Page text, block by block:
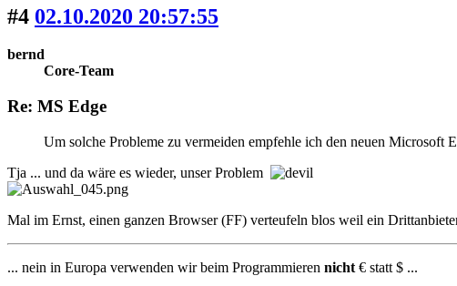
#4 02.10.2020 20:57:55
bernd
Core-Team
Re: MS Edge
Um solche Probleme zu vermeiden empfehle ich den neuen Microsoft
Tja ... und da wäre es wieder, unser Problem
Mal im Ernst, einen ganzen Browser (FF) verteufeln blos weil ein
... nein in Europa verwenden wir beim Programmieren nicht € statt $ ...